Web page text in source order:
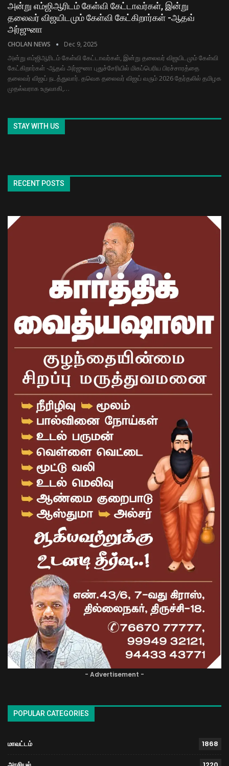
அன்று எம்ஜிஆரிடம் கேள்வி கேட்டாவர்கள், இன்று
தலைவர் விஜயிடமும் கேள்வி கேட்கிறார்கள் -ஆதவ்
அர்ஜுனா
CHOLAN NEWS Dec 9, 2025
அன்று எம்ஜிஆரிடம் கேள்வி கேட்டாவர்கள், இன்று தலைவர் விஜயிடமும் கேள்வி
கேட்கிறார்கள் -ஆதவ் அர்ஜுனா புதுச்சேரியில் மிகப்பெரிய பிரச்சாரத்தை
தலைவர் விஜய் நடத்துவார். தவெக தலைவர் விஜய் வரும் 2026 தேர்தலில் தமிழக
முதல்வராக உருவாகி,…
STAY WITH US
RECENT POSTS
- Advertisement -
POPULAR CATEGORIES
மாவட்டம் 1868